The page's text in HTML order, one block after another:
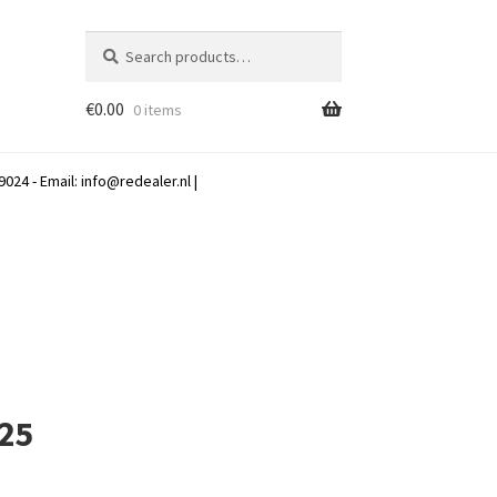
for:
€0.00 0 items
- Email: info@redealer.nl|